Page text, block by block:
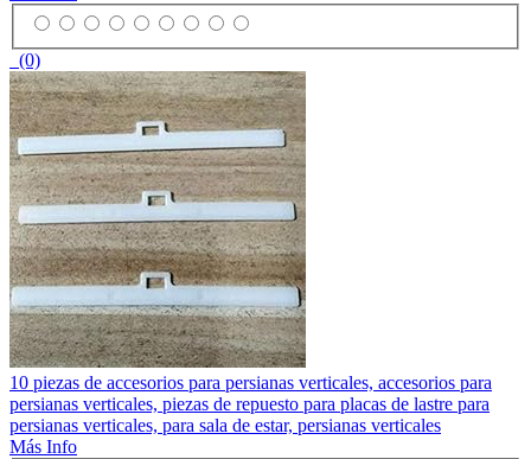
(0)
10 piezas de accesorios para persianas verticales, accesorios para
persianas verticales, piezas de repuesto para placas de lastre para
persianas verticales, para sala de estar, persianas verticales
Más Info